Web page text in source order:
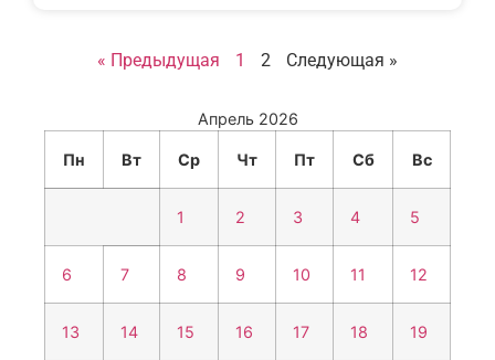
« Предыдущая 1 2 Следующая »
Апрель 2026
Пн Вт Ср Чт Пт Сб Вс
1 2 3 4 5
6 7 8 9 10 11 12
13 14 15 16 17 18 19